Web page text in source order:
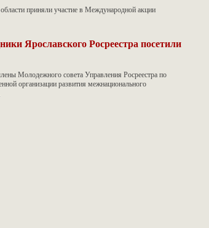
приняли участие в Международной акции
Ярославского Росреестра посетили
Молодежного совета Управления Росреестра по
организации развития межнационального